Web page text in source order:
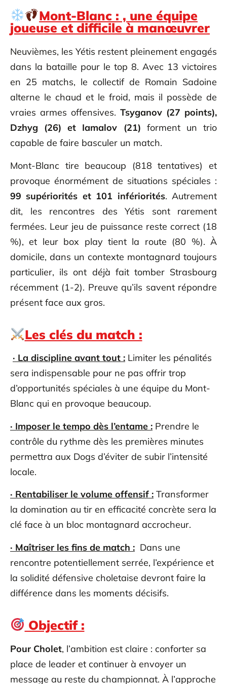
Mont-Blanc : , une équipe
joueuse et difficile à manœuvrer
Neuvièmes, les Yétis restent pleinement engagés
dans la bataille pour le top 8. Avec 13 victoires
en 25 matchs, le collectif de Romain Sadoine
alterne le chaud et le froid, mais il possède de
vraies armes offensives. Tsyganov (27 points),
Dzhyg (26) et Iamalov (21) forment un trio
capable de faire basculer un match.
Mont-Blanc tire beaucoup (818 tentatives) et
provoque énormément de situations spéciales :
99 supériorités et 101 infériorités. Autrement
dit, les rencontres des Yétis sont rarement
fermées. Leur jeu de puissance reste correct (18
%), et leur box play tient la route (80 %). À
domicile, dans un contexte montagnard toujours
particulier, ils ont déjà fait tomber Strasbourg
récemment (1-2). Preuve qu’ils savent répondre
présent face aux gros.
Les clés du match :
· La discipline avant tout : Limiter les pénalités
sera indispensable pour ne pas offrir trop
d’opportunités spéciales à une équipe du Mont-
Blanc qui en provoque beaucoup.
· Imposer le tempo dès l’entame : Prendre le
contrôle du rythme dès les premières minutes
permettra aux Dogs d’éviter de subir l’intensité
locale.
· Rentabiliser le volume offensif : Transformer
la domination au tir en efficacité concrète sera la
clé face à un bloc montagnard accrocheur.
· Maîtriser les fins de match : Dans une
rencontre potentiellement serrée, l’expérience et
la solidité défensive choletaise devront faire la
différence dans les moments décisifs.
Objectif :
Pour Cholet, l’ambition est claire : conforter sa
place de leader et continuer à envoyer un
message au reste du championnat. À l’approche